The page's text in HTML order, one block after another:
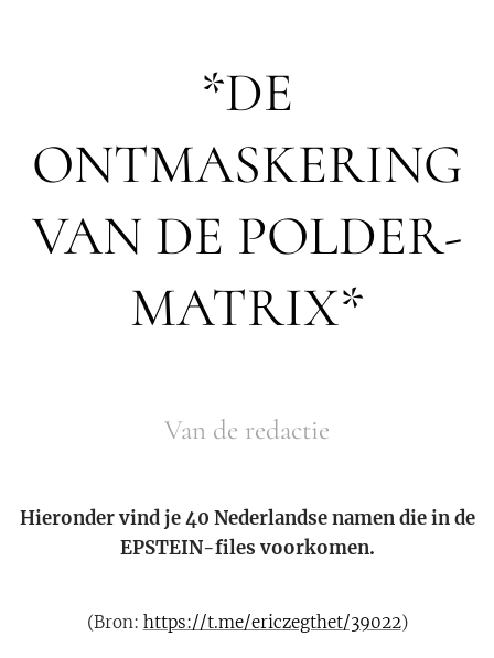
*DE
ONTMASKERING
VAN DE POLDER-
MATRIX*
Van de redactie
Hieronder vind je 40 Nederlandse namen die in de
EPSTEIN-files voorkomen.
(Bron: https://t.me/ericzegthet/39022)